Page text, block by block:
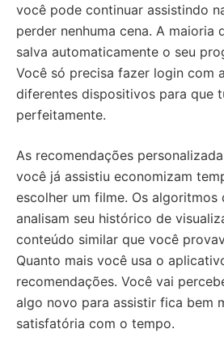
você pode continuar assistindo
perder nenhuma cena. A maioria
salva automaticamente o seu
Você só precisa fazer login com
diferentes dispositivos para que
perfeitamente.
As recomendações
você já assistiu economizam
escolher um filme. Os
analisam seu histórico de
conteúdo similar que você
Quanto mais você usa o
recomendações. Você vai
algo novo para assistir fica bem
satisfatória com o tempo.